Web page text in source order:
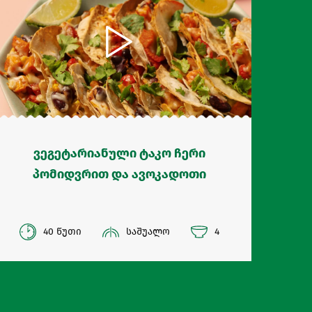
ვეგეტარიანული ტაკო ჩერი
პომიდვრით და ავოკადოთი
40 წუთი საშუალო 4